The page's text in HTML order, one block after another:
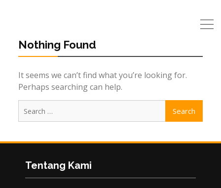
Nothing Found
It seems we can’t find what you’re looking for.
Perhaps searching can help.
for:
Tentang Kami